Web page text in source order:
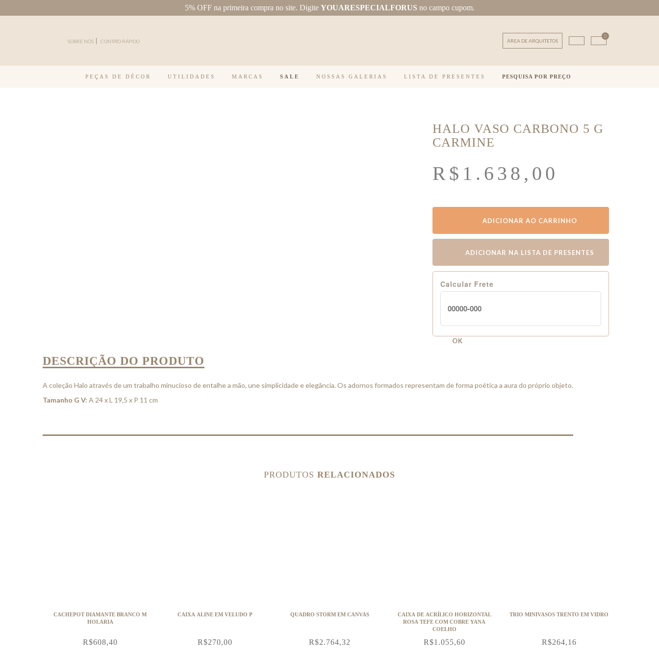
5% OFF na primeira compra no site. Digite YOUARESPECIALFORUS no campo cupom.
SOBRE NÓS CONTATO RÁPIDO ÁREA DE ARQUITETOS
0
PEÇAS DE DÉCOR UTILIDADES MARCAS SALE NOSSAS GALERIAS LISTA DE PRESENTES PESQUISA POR PREÇO
HALO VASO CARBONO 5 G
CARMINE
R$ 1.638,00
ADICIONAR AO CARRINHO
ADICIONAR NA LISTA DE PRESENTES
Calcular Frete
OK
DESCRIÇÃO DO PRODUTO
A coleção Halo através de um trabalho minucioso de entalhe a mão, une simplicidade e elegância. Os adornos formados representam de forma poética a aura do próprio objeto.
Tamanho G V: A 24 x L 19,5 x P 11 cm
PRODUTOS RELACIONADOS
CACHEPOT DIAMANTE BRANCO M
HOLARIA
R$608,40
CAIXA ALINE EM VELUDO P
R$270,00
QUADRO STORM EM CANVAS
R$2.764,32
CAIXA DE ACRÍLICO HORIZONTAL
ROSA TEFE COM COBRE YANA
COELHO
R$1.055,60
TRIO MINIVASOS TRENTO EM VIDRO
R$264,16